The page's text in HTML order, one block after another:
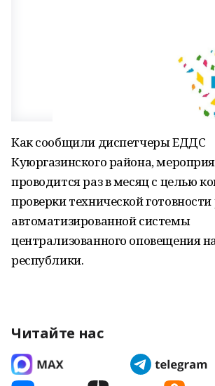
Как сообщили диспетчеры ЕДДС
Куюргазинского района,
проводится раз в месяц с целью
проверки технической
автоматизированной системы
централизованного оповещения
республики.
Читайте нас